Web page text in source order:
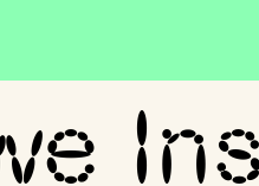
de